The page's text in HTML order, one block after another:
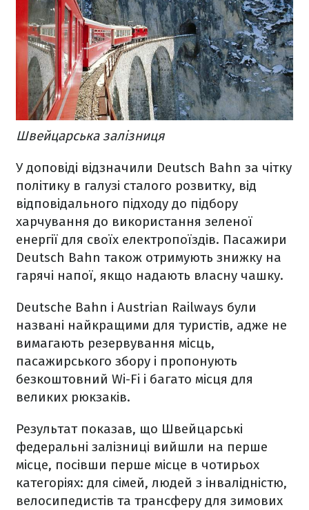
Швейцарська залізниця
У доповіді відзначили Deutsch Bahn за чітку
політику в галузі сталого розвитку, від
відповідального підходу до підбору
харчування до використання зеленої
енергії для своїх електропоїздів. Пасажири
Deutsch Bahn також отримують знижку на
гарячі напої, якщо надають власну чашку.
Deutsche Bahn і Austrian Railways були
названі найкращими для туристів, адже не
вимагають резервування місць,
пасажирського збору і пропонують
безкоштовний Wi-Fi і багато місця для
великих рюкзаків.
Результат показав, що Швейцарські
федеральні залізниці вийшли на перше
місце, посівши перше місце в чотирьох
категоріях: для сімей, людей з інвалідністю,
велосипедистів та трансферу для зимових